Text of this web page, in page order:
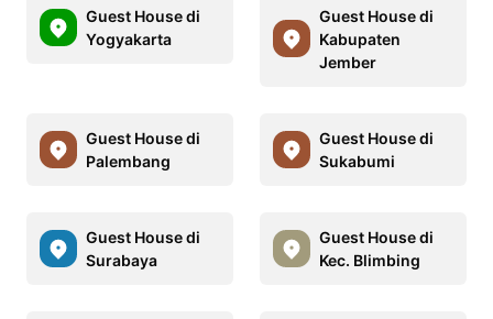
Guest House di
Yogyakarta
Guest House di
Kabupaten
Jember
Guest House di
Palembang
Guest House di
Sukabumi
Guest House di
Surabaya
Guest House di
Kec. Blimbing